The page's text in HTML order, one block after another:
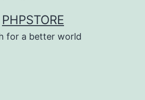
PHPSTORE
for a better world